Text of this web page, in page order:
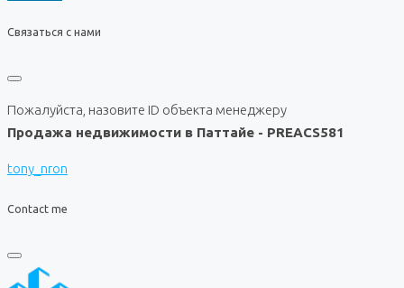
Связаться с нами
Пожалуйста, назовите ID объекта менеджеру
Продажа недвижимости в Паттайе - PREACS581
tony_nron
Contact me